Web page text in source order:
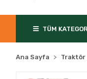
TÜM
Ana Sayfa Traktör